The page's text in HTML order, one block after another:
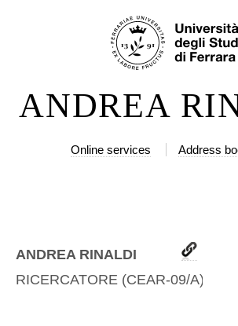
Skip
to
ANDREA
Online services Address
ANDREA RINALDI
RICERCATORE (CEAR-09/A)